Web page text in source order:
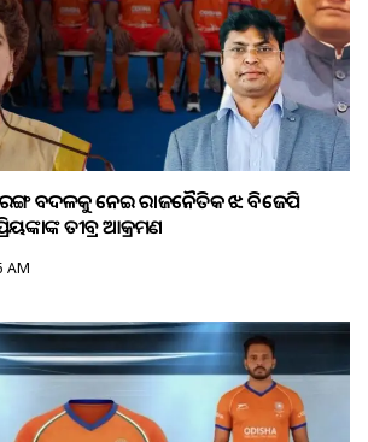
ବଦଳକୁ ନେଇ ରାଜନୈତିକ ଝଡ଼: ବିଜେପି
ତୀବ୍ର ଆକ୍ରମଣ
AM